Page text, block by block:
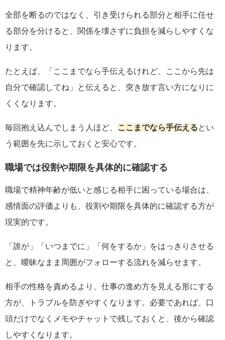
全部を断るのではなく、引き受けられる部分と相手に任せ
る部分を分けると、関係を壊さずに負担を減らしやすくな
ります。
たとえば、「ここまでなら手伝えるけれど、ここから先は
自分で確認してね」と伝えると、突き放す言い方になりに
くくなります。
毎回抱え込んでしまう人ほど、 ここまでなら手伝えるとい
う範囲を先に示しておくと安心です。
職場では役割や期限を具体的に確認する
職場で精神年齢が低いと感じる相手に困っている場合は、
感情面の評価よりも、役割や期限を具体的に確認する方が
現実的です。
「誰が」「いつまでに」「何をするか」をはっきりさせる
と、曖昧なまま周囲がフォローする流れを減らせます。
相手の性格を責めるより、仕事の進め方を見える形にする
方が、トラブルを防ぎやすくなります。必要であれば、口
頭だけでなくメモやチャットで残しておくと、後から確認
しやすくなります。